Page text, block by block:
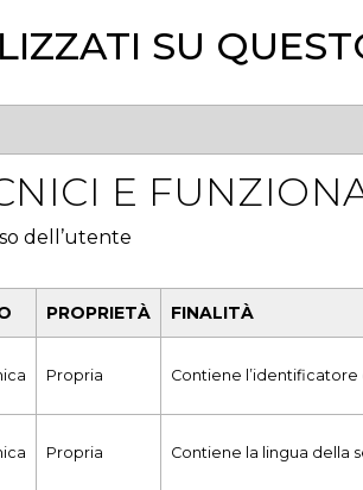
SU
E
dell’utente
PROPRIETÀ FINALITÀ
Propria Contiene l’identificatore
Propria Contiene la lingua della